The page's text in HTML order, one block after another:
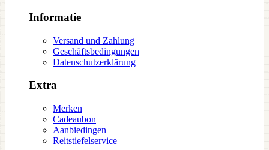
Informatie
Versand und Zahlung
Geschäftsbedingungen
Datenschutzerklärung
Extra
Merken
Cadeaubon
Aanbiedingen
Reitstiefelservice